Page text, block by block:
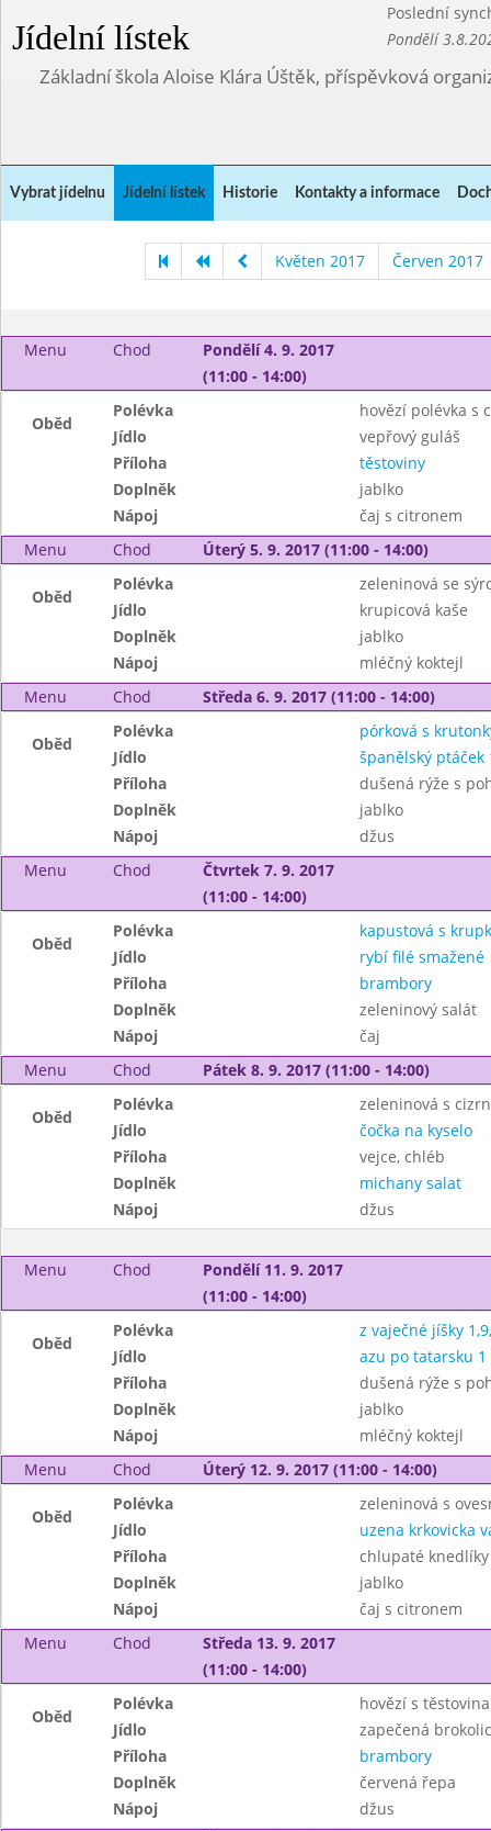
Jídelní lístek
Poslední
Pondělí
Základní škola Aloise Klára Úštěk, příspěvková
Vybrat jídelnu Jídelní lístek Historie Kontakty a informace
Květen 2017 Červen 2017
Menu Chod
Pondělí 4. 9. 2017
(11:00 - 14:00)
Oběd
Polévka
hovězí polévka s
Jídlo
vepřový guláš
Příloha
těstoviny
Doplněk
jablko
Nápoj
čaj s citronem
Menu
Chod Úterý 5. 9. 2017 (11:00 - 14:00)
Oběd
Polévka
zeleninová se
Jídlo
krupicová kaše
Doplněk
jablko
Nápoj
mléčný koktejl
Menu
Chod Středa 6. 9. 2017 (11:00 - 14:00)
Oběd
Polévka
pórková s
Jídlo
španělský ptáček
Příloha
dušená rýže s
Doplněk
jablko
Nápoj
džus
Menu
Chod
Čtvrtek 7. 9. 2017
(11:00 - 14:00)
Oběd
Polévka
kapustová s
Jídlo
rybí filé smažené
Příloha
brambory
Doplněk
zeleninový salát
Nápoj
čaj
Menu
Chod Pátek 8. 9. 2017 (11:00 - 14:00)
Oběd
Polévka
zeleninová s
Jídlo
čočka na kyselo
Příloha
vejce, chléb
Doplněk
michany salat
Nápoj
džus
Menu Chod
Pondělí 11. 9. 2017
(11:00 - 14:00)
Oběd
Polévka
z vaječné jíšky
Jídlo
azu po tatarsku 1
Příloha
dušená rýže s
Doplněk
jablko
Nápoj
mléčný koktejl
Menu
Chod Úterý 12. 9. 2017 (11:00 - 14:00)
Oběd
Polévka
zeleninová s
Jídlo
uzena krkovicka
Příloha
chlupaté
Doplněk
jablko
Nápoj
čaj s citronem
Menu
Chod
Středa 13. 9. 2017
(11:00 - 14:00)
Oběd
Polévka
hovězí s
Jídlo
zapečená
Příloha
brambory
Doplněk
červená řepa
Nápoj
džus